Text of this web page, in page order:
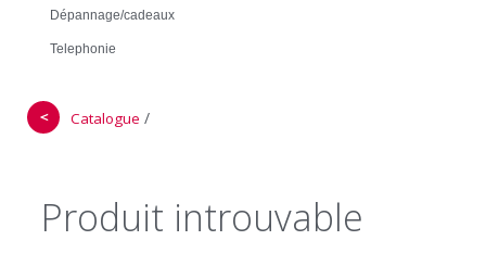
Dépannage/cadeaux
Telephonie
＜ Catalogue /
Produit introuvable